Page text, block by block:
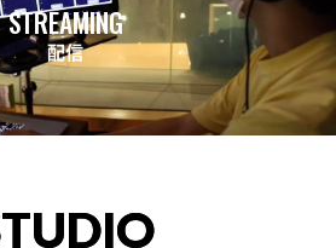
STREAMING
配信